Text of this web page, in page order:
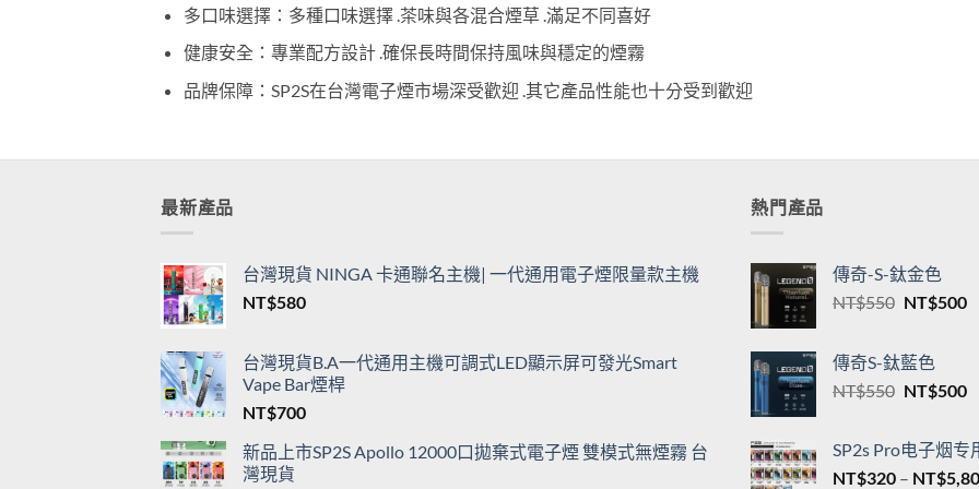
多口味選擇：多種口味選擇 .茶味與各混合煙草 .滿足不同喜好
健康安全：專業配方設計 .確保長時間保持風味與穩定的煙霧
品牌保障：SP2S在台灣電子煙市場深受歡迎 .其它產品性能也十分受到歡迎
最新產品
台灣現貨 NINGA 卡通聯名主機| 一代通用電子煙限量款主機
NT$580
台灣現貨B.A一代通用主機可調式LED顯示屏可發光Smart
Vape Bar煙桿
NT$700
新品上市SP2S Apollo 12000口拋棄式電子煙 雙模式無煙霧 台
灣現貨
熱門產品
傳奇-S-鈦金色
NT$550 原
格：
NT$550。
NT$500目
傳奇S-鈦藍色
NT$550 原
格：
NT$550
NT$500目
SP2s Pro电子烟专
NT$320 – NT$